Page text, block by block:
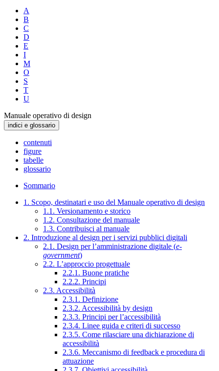
A
B
C
D
E
I
M
O
S
T
U
Manuale operativo di design
indici e glossario
contenuti
figure
tabelle
glossario
Sommario
1. Scopo, destinatari e uso del Manuale operativo di design
1.1. Versionamento e storico
1.2. Consultazione del manuale
1.3. Contribuisci al manuale
2. Introduzione al design per i servizi pubblici digitali
2.1. Design per l’amministrazione digitale (e-
government)
2.2. L’approccio progettuale
2.2.1. Buone pratiche
2.2.2. Principi
2.3. Accessibilità
2.3.1. Definizione
2.3.2. Accessibilità by design
2.3.3. Principi per l’accessibilità
2.3.4. Linee guida e criteri di successo
2.3.5. Come rilasciare una dichiarazione di
accessibilità
2.3.6. Meccanismo di feedback e procedura di
attuazione